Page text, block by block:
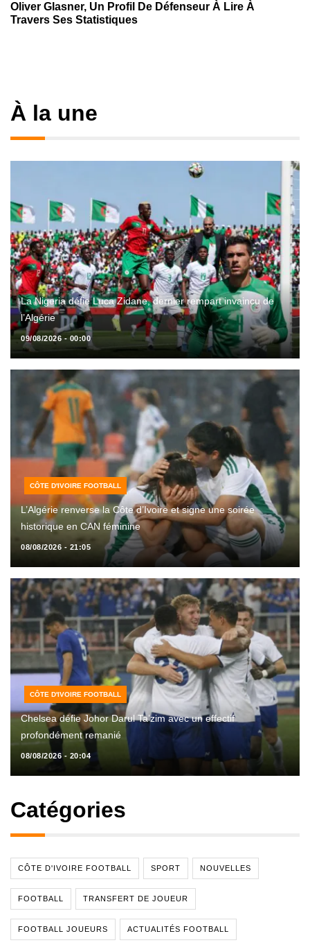
Oliver Glasner, Un Profil De Défenseur À Lire À
Travers Ses Statistiques
À la une
La Nigeria défie Luca Zidane, dernier rempart invaincu de
l’Algérie
09/08/2026 - 00:00
CÔTE D'IVOIRE FOOTBALL
L’Algérie renverse la Côte d’Ivoire et signe une soirée
historique en CAN féminine
08/08/2026 - 21:05
CÔTE D'IVOIRE FOOTBALL
Chelsea défie Johor Darul Ta’zim avec un effectif
profondément remanié
08/08/2026 - 20:04
Catégories
CÔTE D'IVOIRE FOOTBALL SPORT NOUVELLES
FOOTBALL TRANSFERT DE JOUEUR
FOOTBALL JOUEURS ACTUALITÉS FOOTBALL